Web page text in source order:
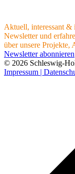
Aktuell, interessant &
Newsletter und
über unsere Projekte,
Newsletter abonnieren
© 2026 Schleswig-
Impressum |